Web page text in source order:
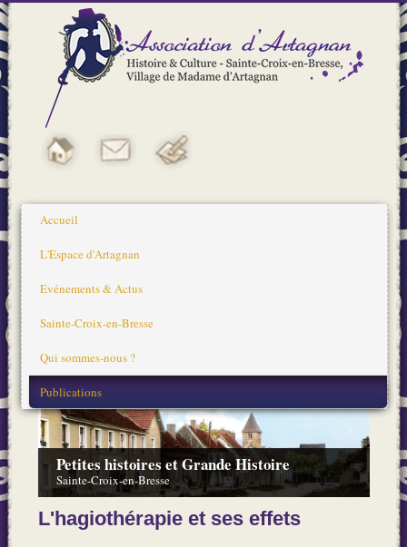
Accueil
L'Espace d'Artagnan
Evénements & Actus
Sainte-Croix-en-Bresse
Qui sommes-nous ?
Publications
Petites histoires et Grande Histoire
Sainte-Croix-en-Bresse
L'hagiothérapie et ses effets